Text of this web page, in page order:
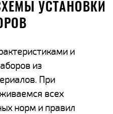
УСТАНОВКИ
и
из
При
всех
норм и правил